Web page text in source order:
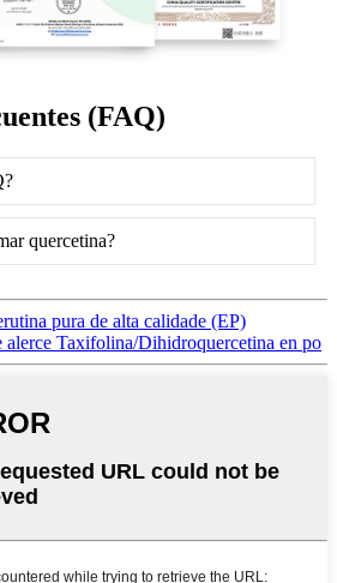
(FAQ)
quercetina?
pura de alta calidade (EP)
alerce Taxifolina/Dihidroquercetina en po